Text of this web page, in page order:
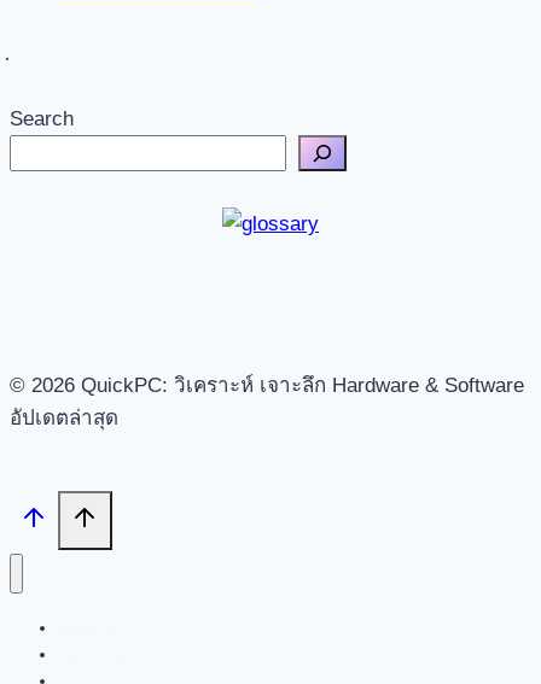
Search
© 2026 QuickPC: วิเคราะห์ เจาะลึก Hardware & Software
อัปเดตล่าสุด